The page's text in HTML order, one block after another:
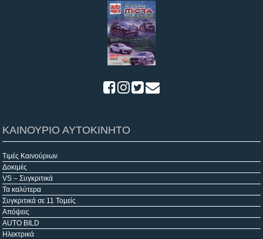
ΚΑΙΝΟΥΡΙΟ ΑΥΤΟΚΙΝΗΤΟ
Τιμές Καινούριων
Δοκιμές
VS – Συγκριτικά
Τα καλύτερα
Συγκριτικά σε 11 Τομείς
Απόψεις
AUTO BILD
Ηλεκτρικά